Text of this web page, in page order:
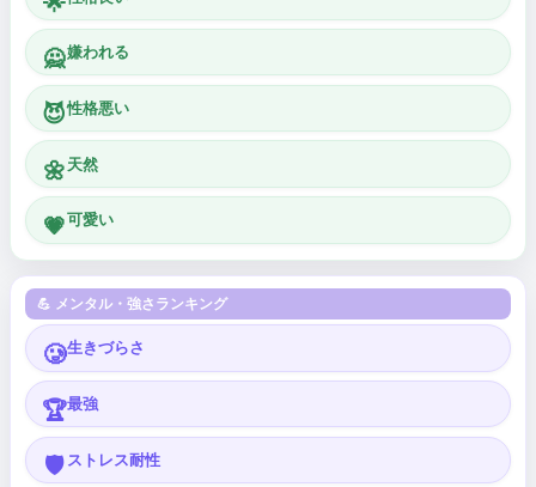
🙅嫌われる
😈性格悪い
🌼 天然
💗可愛い
💪 メンタル・強さランキング
🥲生きづらさ
🏆最強
🛡️ ストレス耐性